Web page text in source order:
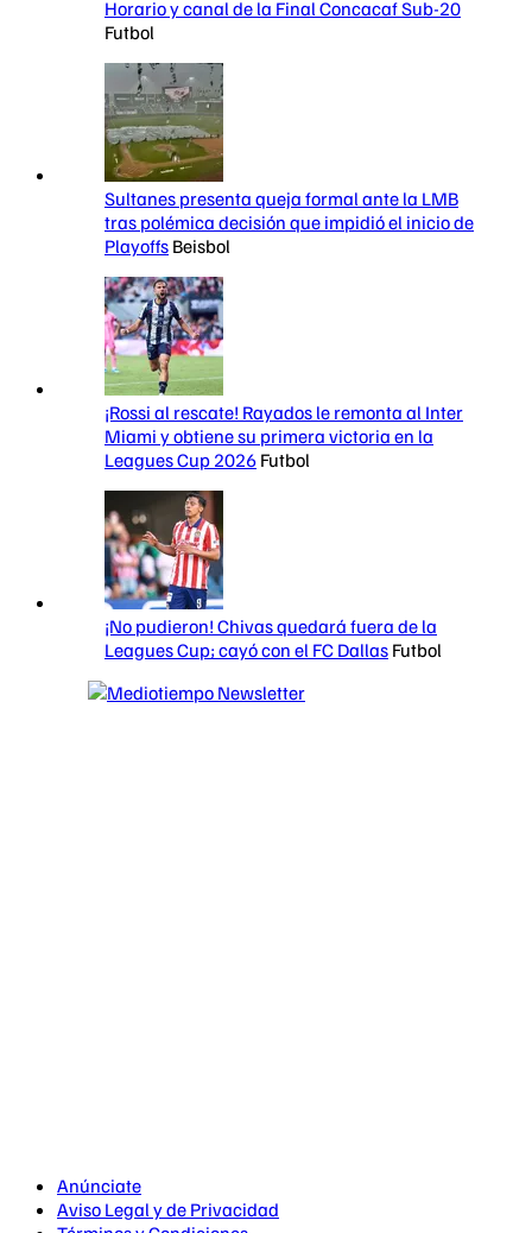
Horario y canal de la Final Concacaf Sub-20
Futbol
Sultanes presenta queja formal ante la LMB
tras polémica decisión que impidió el inicio de
Playoffs Beisbol
¡Rossi al rescate! Rayados le remonta al Inter
Miami y obtiene su primera victoria en la
Leagues Cup 2026 Futbol
¡No pudieron! Chivas quedará fuera de la
Leagues Cup; cayó con el FC Dallas Futbol
Anúnciate
Aviso Legal y de Privacidad